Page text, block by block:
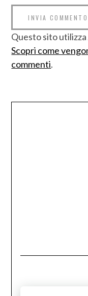
Questo sito
Scopri come
commenti.